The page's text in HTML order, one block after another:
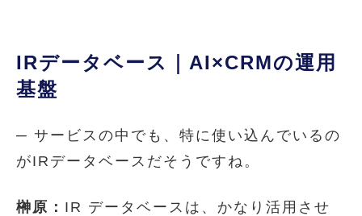
IRデータベース｜AI×CRMの運用
基盤
─ サービスの中でも、特に使い込んでいるの
がIRデータベースだそうですね。
榊原： IR データベースは、かなり活用させ